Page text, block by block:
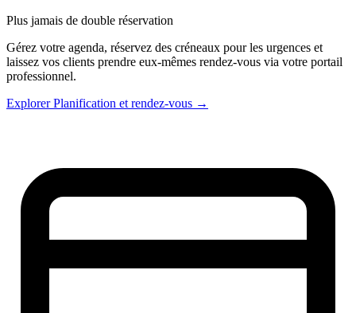
Plus jamais de double réservation
Gérez votre agenda, réservez des créneaux pour les urgences et
laissez vos clients prendre eux-mêmes rendez-vous via votre portail
professionnel.
Explorer Planification et rendez-vous →